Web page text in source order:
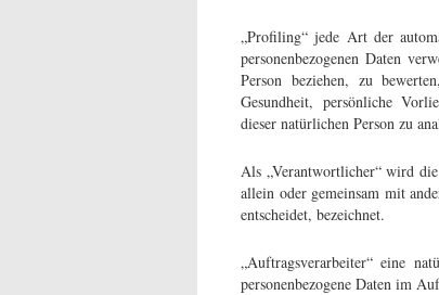
„Profiling“ jede Art der
personenbezogenen Daten
Person beziehen, zu
Gesundheit, persönliche
dieser natürlichen Person zu
Als „Verantwortlicher“ wird
allein oder gemeinsam mit
entscheidet, bezeichnet.
„Auftragsverarbeiter“ eine
personenbezogene Daten im